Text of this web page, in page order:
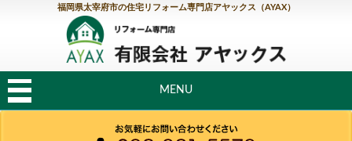
福岡県太宰府市の住宅リフォーム専門店アヤックス（AYAX）
MENU